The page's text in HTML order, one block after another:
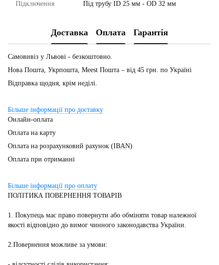
Підключення Під трубу ID 25 мм - OD 32 мм
Доставка Оплата Гарантія
Самовивіз у Львові - безкоштовно.
Нова Пошта, Укрпошта, Meest Пошта – від 45 грн. по Україні
Відправка щодня, крім неділі.
Більше інформації про доставку
Онлайн-оплата
Оплата на карту
Оплата на розрахунковий рахунок (IBAN)
Оплата при отриманні
Більше інформації про оплату
ПОЛІТИКА ПОВЕРНЕННЯ ТОВАРІВ
1. Покупець має право повернути або обміняти товар належної
якості відповідно до вимог чинного законодавства України.
2.Повернення можливе за умови: